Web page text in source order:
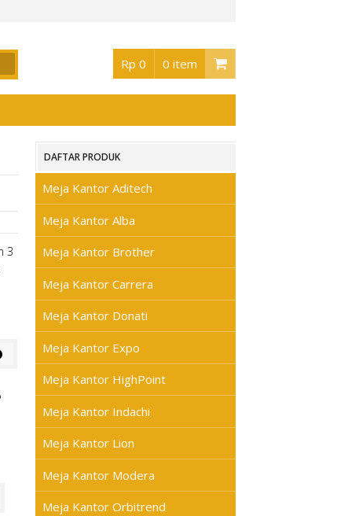
Rp 0 0 item
DAFTAR PRODUK
Meja Kantor Aditech
Meja Kantor Alba
Meja Kantor Brother
Meja Kantor Carrera
Meja Kantor Donati
Meja Kantor Expo
Meja Kantor HighPoint
Meja Kantor Indachi
Meja Kantor Lion
Meja Kantor Modera
Meja Kantor Orbitrend